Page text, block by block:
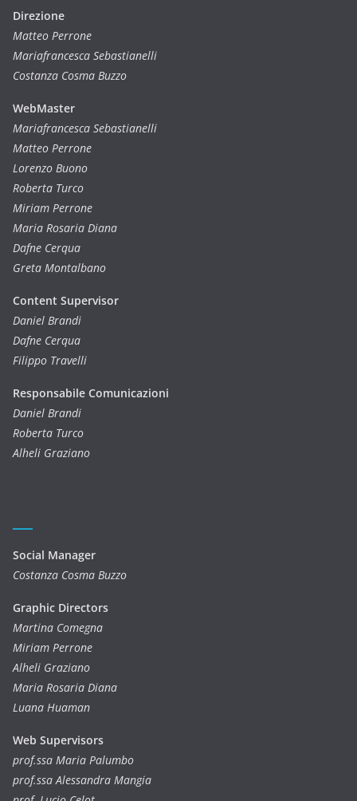
Direzione
Matteo Perrone
Mariafrancesca Sebastianelli
Costanza Cosma Buzzo
WebMaster
Mariafrancesca Sebastianelli
Matteo Perrone
Lorenzo Buono
Roberta Turco
Miriam Perrone
Maria Rosaria Diana
Dafne Cerqua
Greta Montalbano
Content Supervisor
Daniel Brandi
Dafne Cerqua
Filippo Travelli
Responsabile Comunicazioni
Daniel Brandi
Roberta Turco
Alheli Graziano
Social Manager
Costanza Cosma Buzzo
Graphic Directors
Martina Comegna
Miriam Perrone
Alheli Graziano
Maria Rosaria Diana
Luana Huaman
Web Supervisors
prof.ssa Maria Palumbo
prof.ssa Alessandra Mangia